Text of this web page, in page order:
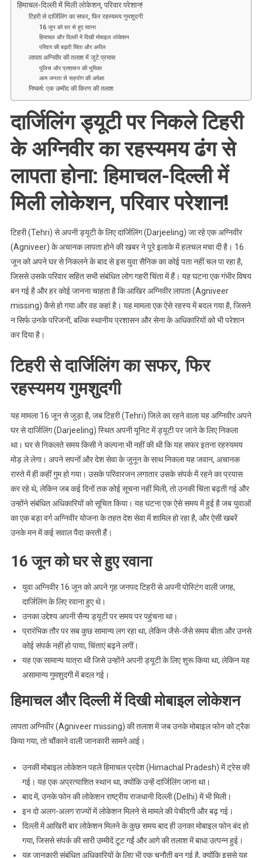
हिमाचल-दिल्ली में मिली लोकेशन, परिवार परेशान!
टिहरी से दार्जिलिंग का सफर, फिर रहस्यमय गुमशुदगी
16 जून को घर से हुए रवाना
हिमाचल और दिल्ली में दिखी मोबाइल लोकेशन
परिवार की बढ़ती चिंता और अपील
लापता अग्निवीर की तलाश में जुटे प्रयास
पुलिस और प्रशासन की भूमिका
आम जनता से सहयोग की अपेक्षा
निष्कर्ष: एक उम्मीद की किरण की तलाश
दार्जिलिंग ड्यूटी पर निकले टिहरी
के अग्निवीर का रहस्यमय ढंग से
लापता होना: हिमाचल-दिल्ली में
मिली लोकेशन, परिवार परेशान!
टिहरी (Tehri) से अपनी ड्यूटी के लिए दार्जिलिंग (Darjeeling) जा रहे एक अग्निवीर
(Agniveer) के अचानक लापता होने की खबर ने पूरे इलाके में हलचल मचा दी है। 16
जून को अपने घर से निकलने के बाद से इस युवा सैनिक का कोई पता नहीं चल पा रहा है,
जिससे उसके परिवार सहित सभी संबंधित लोग गहरी चिंता में हैं। यह घटना एक गंभीर विषय
बन गई है और हर कोई जानना चाहता है कि आखिर अग्निवीर लापता (Agniveer
missing) कैसे हो गया और वह कहां है। यह मामला एक ऐसे रहस्य में बदल गया है, जिसने
न सिर्फ उनके परिजनों, बल्कि स्थानीय प्रशासन और सेना के अधिकारियों को भी परेशान
कर दिया है।
टिहरी से दार्जिलिंग का सफर, फिर
रहस्यमय गुमशुदगी
यह मामला 16 जून से जुड़ा है, जब टिहरी (Tehri) जिले का रहने वाला यह अग्निवीर अपने
घर से दार्जिलिंग (Darjeeling) स्थित अपनी यूनिट में ड्यूटी पर जाने के लिए निकला
था। घर से निकलते समय किसी ने कल्पना भी नहीं की थी कि यह सफर इतना रहस्यमय
मोड़ ले लेगा। अपने सपनों और देश सेवा के जुनून के साथ निकला यह जवान, अचानक
रास्ते में ही कहीं गुम हो गया। उसके परिवारजन लगातार उसके संपर्क में रहने का प्रयास
कर रहे थे, लेकिन जब कई दिनों तक कोई सूचना नहीं मिली, तो उनकी चिंता बढ़ती गई और
उन्होंने संबंधित अधिकारियों को सूचित किया। यह घटना एक ऐसे समय में हुई है जब युवाओं
का एक बड़ा वर्ग अग्निवीर योजना के तहत देश सेवा में शामिल हो रहा है, और ऐसी खबरें
उनके मन में कई सवाल पैदा करती हैं।
16 जून को घर से हुए रवाना
युवा अग्निवीर 16 जून को अपने गृह जनपद टिहरी से अपनी पोस्टिंग वाली जगह,
दार्जिलिंग के लिए रवाना हुए थे।
उनका उद्देश्य अपनी सैन्य ड्यूटी पर समय पर पहुंचना था।
प्रारंभिक तौर पर सब कुछ सामान्य लग रहा था, लेकिन जैसे-जैसे समय बीता और उनसे
कोई संपर्क नहीं हो पाया, चिंताएं बढ़ने लगीं।
यह एक सामान्य यात्रा थी जिसे उन्होंने अपनी ड्यूटी के लिए शुरू किया था, लेकिन यह
असामान्य गुमशुदगी में बदल गई।
हिमाचल और दिल्ली में दिखी मोबाइल लोकेशन
लापता अग्निवीर (Agniveer missing) की तलाश में जब उनके मोबाइल फोन को ट्रैक
किया गया, तो चौंकाने वाली जानकारी सामने आई।
उनकी मोबाइल लोकेशन पहले हिमाचल प्रदेश (Himachal Pradesh) में ट्रेस की
गई। यह एक अप्रत्याशित स्थान था, क्योंकि उन्हें दार्जिलिंग जाना था।
बाद में, उनके फोन की लोकेशन राष्ट्रीय राजधानी दिल्ली (Delhi) में भी मिली।
इन दो अलग-अलग राज्यों में लोकेशन मिलने से मामले की पेचीदगी और बढ़ गई।
दिल्ली में आखिरी बार लोकेशन मिलने के कुछ समय बाद ही उनका मोबाइल फोन बंद हो
गया, जिससे संपर्क की सारी उम्मीदें टूट गईं और आगे की तलाश में बाधा उत्पन्न हुई।
यह जानकारी संबंधित अधिकारियों के लिए भी एक चुनौती बन गई है, क्योंकि इससे यह